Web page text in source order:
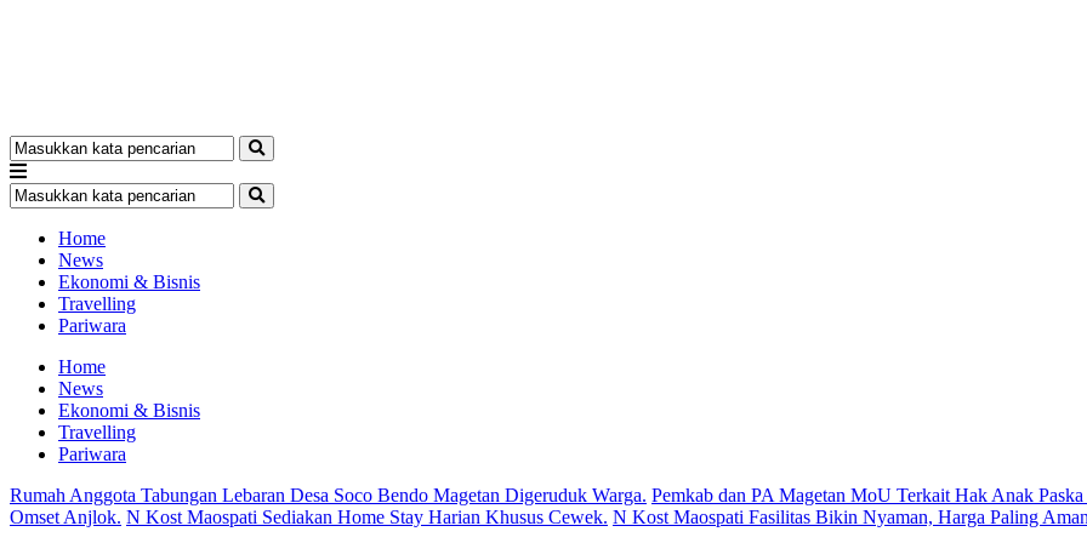
Home
News
Ekonomi & Bisnis
Travelling
Pariwara
Home
News
Ekonomi & Bisnis
Travelling
Pariwara
Rumah Anggota Tabungan Lebaran Desa Soco Bendo Magetan Digeruduk Warga. Pemkab dan PA Magetan MoU Terkait Hak Anak Paska
Omset Anjlok. N Kost Maospati Sediakan Home Stay Harian Khusus Cewek. N Kost Maospati Fasilitas Bikin Nyaman, Harga Paling